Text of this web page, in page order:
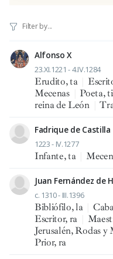
Alfonso X
23.XI.1221 - 4.IV.1284
Erudito, ta
Mecenas
Poeta,
reina de León
Fadrique de Castilla
1223 - IV.1277
Infante, ta
Juan Fernández de
c. 1310 - III.1396
Bibliófilo, la
Escritor, ra
Jerusalén, Rodas y
Prior, ra